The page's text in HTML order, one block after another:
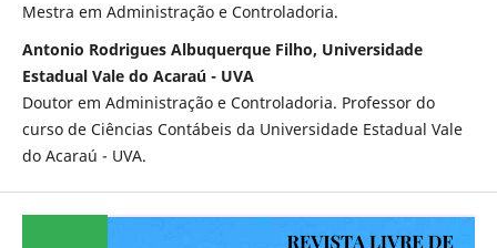
Mestra em Administração e Controladoria.
Antonio Rodrigues Albuquerque Filho, Universidade
Estadual Vale do Acaraú - UVA
Doutor em Administração e Controladoria. Professor do
curso de Ciências Contábeis da Universidade Estadual Vale
do Acaraú - UVA.